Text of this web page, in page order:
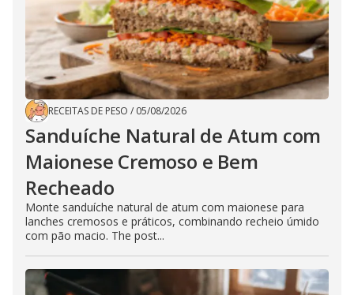
RECEITAS DE PESO / 05/08/2026
Sanduíche Natural de Atum com
Maionese Cremoso e Bem
Recheado
Monte sanduíche natural de atum com maionese para
lanches cremosos e práticos, combinando recheio úmido
com pão macio. The post...